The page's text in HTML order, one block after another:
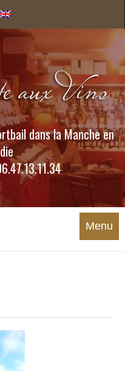
dans la Manche en
Menu